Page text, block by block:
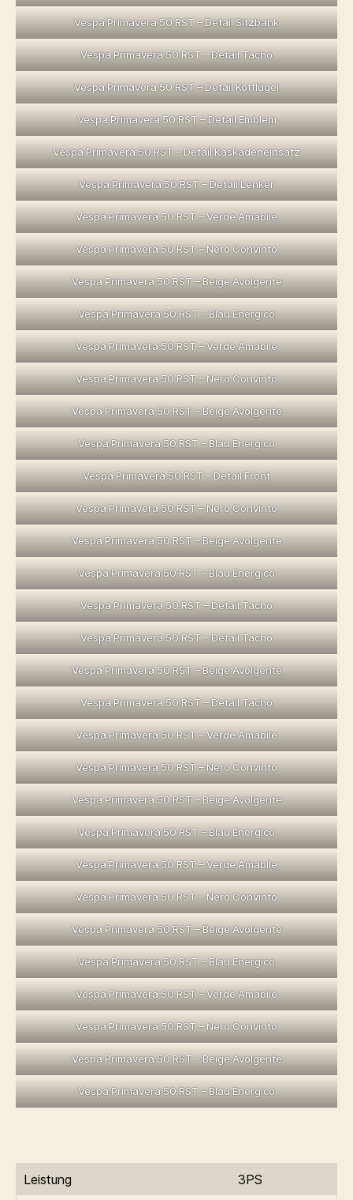
Vespa Primavera 50 RST – Detail Sitzbank
Vespa Primavera 50 RST – Detail Tacho
Vespa Primavera 50 RST – Detail Kotflügel
Vespa Primavera 50 RST – Detail Emblem
Vespa Primavera 50 RST – Detail Kaskadeneinsatz
Vespa Primavera 50 RST – Detail Lenker
Vespa Primavera 50 RST – Verde Amabile
Vespa Primavera 50 RST – Nero Convinto
Vespa Primavera 50 RST – Beige Avolgente
Vespa Primavera 50 RST – Blau Energico
Vespa Primavera 50 RST – Verde Amabile
Vespa Primavera 50 RST – Nero Convinto
Vespa Primavera 50 RST – Beige Avolgente
Vespa Primavera 50 RST – Blau Energico
Vespa Primavera 50 RST – Detail Front
Vespa Primavera 50 RST – Nero Convinto
Vespa Primavera 50 RST – Beige Avolgente
Vespa Primavera 50 RST – Blau Energico
Vespa Primavera 50 RST – Detail Tacho
Vespa Primavera 50 RST – Detail Tacho
Vespa Primavera 50 RST – Beige Avolgente
Vespa Primavera 50 RST – Detail Tacho
Vespa Primavera 50 RST – Verde Amabile
Vespa Primavera 50 RST – Nero Convinto
Vespa Primavera 50 RST – Beige Avolgente
Vespa Primavera 50 RST – Blau Energico
Vespa Primavera 50 RST – Verde Amabile
Vespa Primavera 50 RST – Nero Convinto
Vespa Primavera 50 RST – Beige Avolgente
Vespa Primavera 50 RST – Blau Energico
Vespa Primavera 50 RST – Verde Amabile
Vespa Primavera 50 RST – Nero Convinto
Vespa Primavera 50 RST – Beige Avolgente
Vespa Primavera 50 RST – Blau Energico
Leistung
3PS